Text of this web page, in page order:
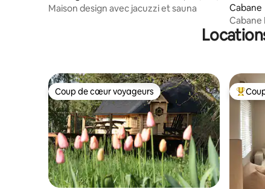
Maison design avec jacuzzi et sauna
Cabane
Cabane
Coup de cœur voyageurs
Coup de cœur voyageurs